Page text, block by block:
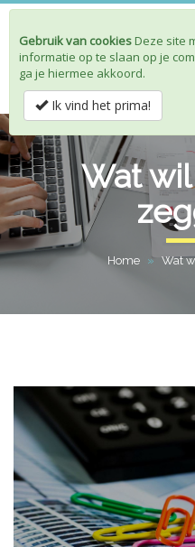
Wat
Home » Wat
Gebruik van cookiesDeze site
informatie op te slaan op je
ga je hiermee akkoord.
Ik vind het prima!